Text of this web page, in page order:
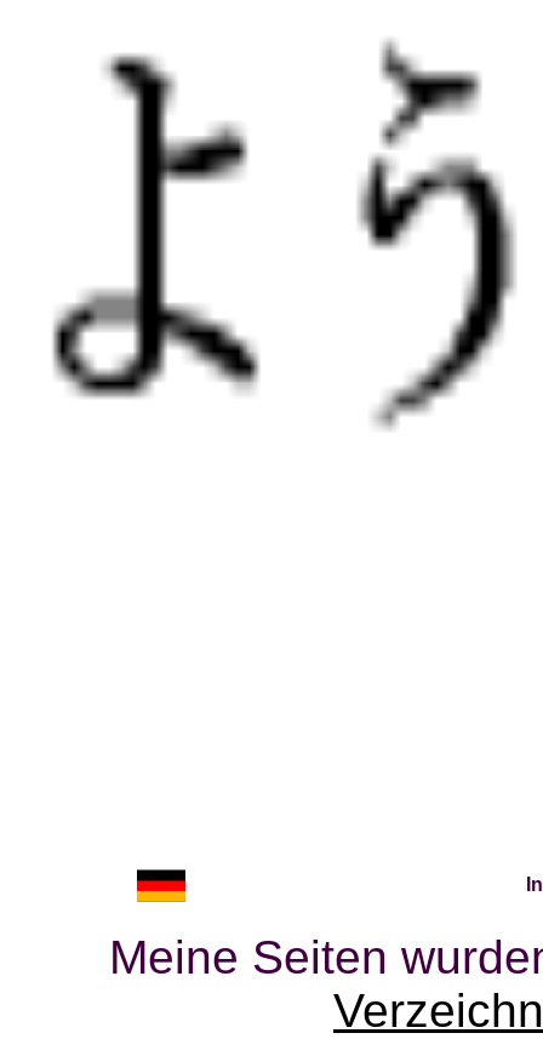
Meine Seiten